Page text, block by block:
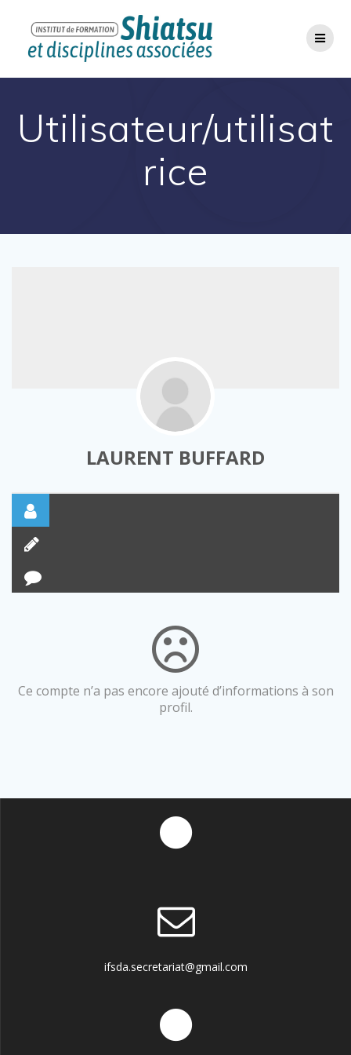
au
contenu
Utilisateur/utilisat
rice
LAURENT BUFFARD
Ce compte n’a pas encore ajouté d’informations à son
profil.
ifsda.secretariat@gmail.com